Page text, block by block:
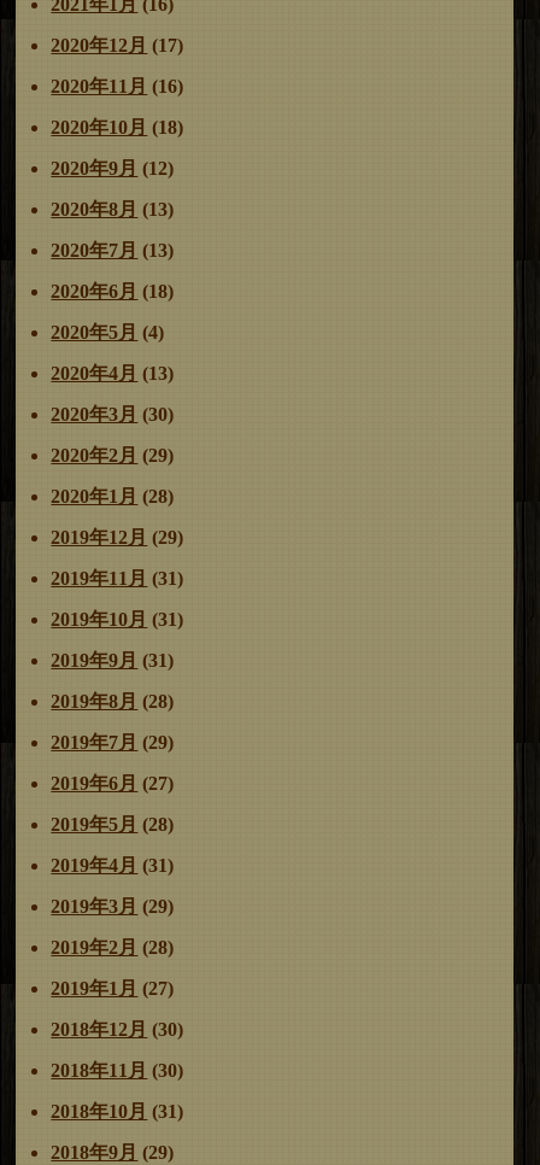
2021年1月 (16)
2020年12月 (17)
2020年11月 (16)
2020年10月 (18)
2020年9月 (12)
2020年8月 (13)
2020年7月 (13)
2020年6月 (18)
2020年5月 (4)
2020年4月 (13)
2020年3月 (30)
2020年2月 (29)
2020年1月 (28)
2019年12月 (29)
2019年11月 (31)
2019年10月 (31)
2019年9月 (31)
2019年8月 (28)
2019年7月 (29)
2019年6月 (27)
2019年5月 (28)
2019年4月 (31)
2019年3月 (29)
2019年2月 (28)
2019年1月 (27)
2018年12月 (30)
2018年11月 (30)
2018年10月 (31)
2018年9月 (29)